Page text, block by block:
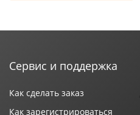
Сервис и поддержка
Как сделать заказ
Как зарегистрироваться